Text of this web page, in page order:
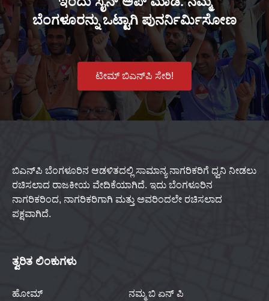
ಬೆಂಗಳೂರನ್ನು ಒಟ್ಟಾಗಿ ಪುನರ್ನಿರ್ಮಿಸೋಣ
ಟೀಮ್ ಬಿಎನ್‌ಪಿ ಸೇರಿ!
ಬಿಎನ್‌ಪಿ ಬೆಂಗಳೂರಿನ ಆಡಳಿತದಲ್ಲಿ ಸಾಮಾನ್ಯ ನಾಗರಿಕರಿಗೆ ಧ್ವನಿ ನೀಡಲು
ರಚಿಸಲಾದ ರಾಜಕೀಯ ವೇದಿಕೆಯಾಗಿದೆ. ಇದು ಬೆಂಗಳೂರಿನ
ನಾಗರಿಕರಿಂದ, ನಾಗರಿಕರಿಗಾಗಿ ಮತ್ತು ಅವರಿಂದಲೇ ರಚಿಸಲಾದ
ಪಕ್ಷವಾಗಿದೆ.
ತ್ವರಿತ ಲಿಂಕುಗಳು
ಹೋಮ್ ನಮ್ಮ ಬಿ ಏನ್ ಪಿ